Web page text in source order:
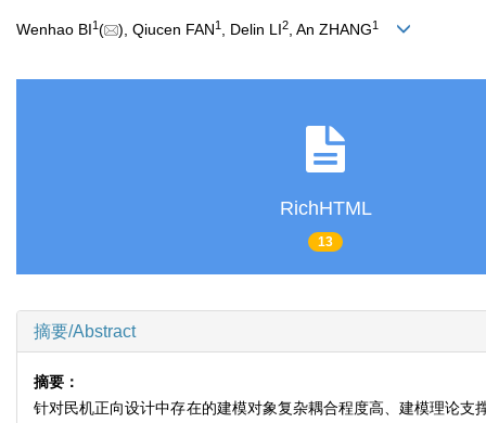
Wenhao BI1( ), Qiucen FAN1 , Delin LI2 , An ZHANG1
RichHTML
13
摘要/Abstract
摘要：
针对民机正向设计中存在的建模对象复杂耦合程度高、建模理论